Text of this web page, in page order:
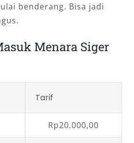
benderang. Bisa jadi
Menara Siger
Tarif
Rp20.000,00